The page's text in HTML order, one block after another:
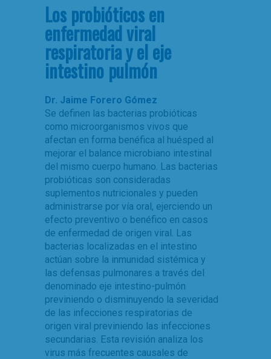
Los probióticos en
enfermedad viral
respiratoria y el eje
intestino pulmón
Dr. Jaime Forero Gómez
Se definen las bacterias probióticas
como microorganismos vivos que
afectan en forma benéfica al huésped al
mejorar el balance microbiano intestinal
del mismo cuerpo humano. Las bacterias
probióticas son consideradas
suplementos nutricionales y pueden
administrarse por vía oral, ejerciendo un
efecto preventivo o benéfico en casos
de enfermedad de origen viral. Las
bacterias localizadas en el intestino
actúan sobre la inmunidad sistémica y
las defensas pulmonares a través del
denominado eje intestino-pulmón
previniendo o disminuyendo la severidad
de las infecciones respiratorias de
origen viral previniendo las infecciones
secundarias. Esta revisión analiza los
virus más frecuentes causales de